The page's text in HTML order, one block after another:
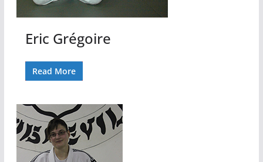
Eric Grégoire
Read More